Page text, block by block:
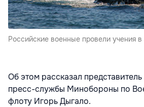
Российские военные провели учения
Об этом рассказал
пресс-службы Минобороны по
флоту Игорь Дыгало.